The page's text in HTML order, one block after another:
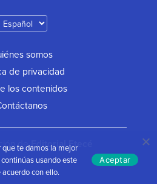
somos
de privacidad
los contenidos
deEditorial Etecé
te damos la mejor
usando este
con ello.
Aceptar